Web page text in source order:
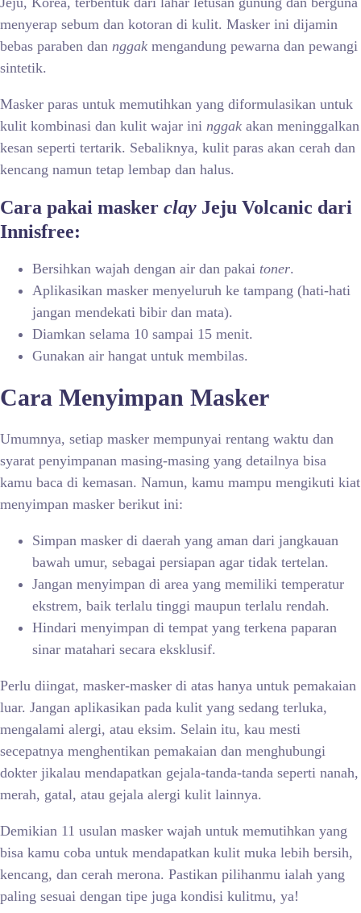
menyerap sebum dan kotoran di kulit. Masker ini dijamin
bebas paraben dan nggak mengandung pewarna dan pewangi
sintetik.
Masker paras untuk memutihkan yang diformulasikan untuk
kulit kombinasi dan kulit wajar ini nggak akan meninggalkan
kesan seperti tertarik. Sebaliknya, kulit paras akan cerah dan
kencang namun tetap lembap dan halus.
Cara pakai masker clay Jeju Volcanic dari
Innisfree:
Bersihkan wajah dengan air dan pakai toner.
Aplikasikan masker menyeluruh ke tampang (hati-hati
jangan mendekati bibir dan mata).
Diamkan selama 10 sampai 15 menit.
Gunakan air hangat untuk membilas.
Cara Menyimpan Masker
Umumnya, setiap masker mempunyai rentang waktu dan
syarat penyimpanan masing-masing yang detailnya bisa
kamu baca di kemasan. Namun, kamu mampu mengikuti kiat
menyimpan masker berikut ini:
Simpan masker di daerah yang aman dari jangkauan
bawah umur, sebagai persiapan agar tidak tertelan.
Jangan menyimpan di area yang memiliki temperatur
ekstrem, baik terlalu tinggi maupun terlalu rendah.
Hindari menyimpan di tempat yang terkena paparan
sinar matahari secara eksklusif.
Perlu diingat, masker-masker di atas hanya untuk pemakaian
luar. Jangan aplikasikan pada kulit yang sedang terluka,
mengalami alergi, atau eksim. Selain itu, kau mesti
secepatnya menghentikan pemakaian dan menghubungi
dokter jikalau mendapatkan gejala-tanda-tanda seperti nanah,
merah, gatal, atau gejala alergi kulit lainnya.
Demikian 11 usulan masker wajah untuk memutihkan yang
bisa kamu coba untuk mendapatkan kulit muka lebih bersih,
kencang, dan cerah merona. Pastikan pilihanmu ialah yang
paling sesuai dengan tipe juga kondisi kulitmu, ya!